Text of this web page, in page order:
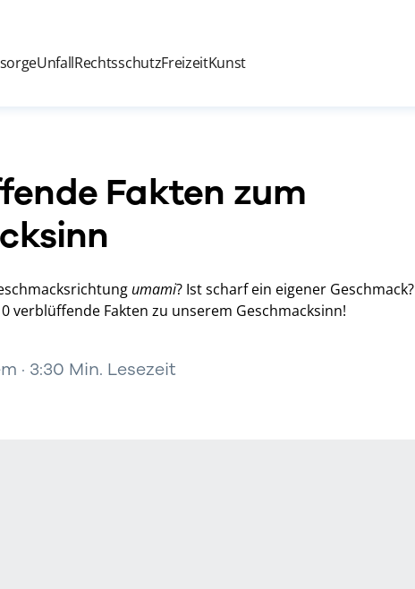
UnfallRechtsschutzFreizeitKunst
Fakten zum
umami? Ist scharf ein eigener Geschmack?
verblüffende Fakten zu unserem Geschmacksinn!
· 3:30 Min. Lesezeit